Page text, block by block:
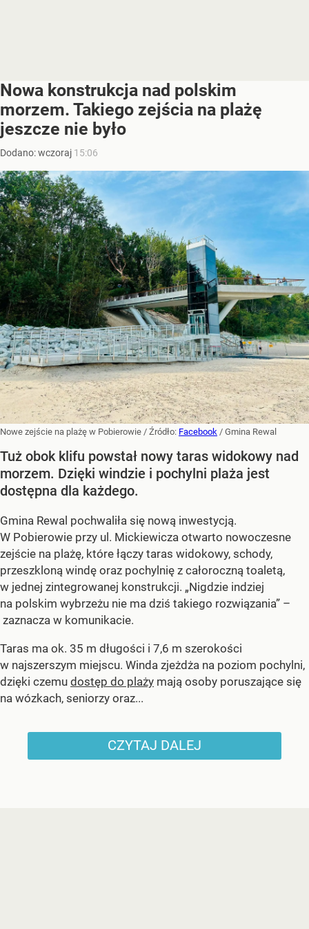
Nowa konstrukcja nad polskim
morzem. Takiego zejścia na plażę
jeszcze nie było
Dodano:wczoraj 15:06
Nowe zejście na plażę w Pobierowie / Źródło: Facebook / Gmina Rewal
Tuż obok klifu powstał nowy taras widokowy nad
morzem. Dzięki windzie i pochylni plaża jest
dostępna dla każdego.
Gmina Rewal pochwaliła się nową inwestycją.
W Pobierowie przy ul. Mickiewicza otwarto nowoczesne
zejście na plażę, które łączy taras widokowy, schody,
przeszkloną windę oraz pochylnię z całoroczną toaletą,
w jednej zintegrowanej konstrukcji. „Nigdzie indziej
na polskim wybrzeżu nie ma dziś takiego rozwiązania” –
zaznacza w komunikacie.
Taras ma ok. 35 m długości i 7,6 m szerokości
w najszerszym miejscu. Winda zjeżdża na poziom pochylni,
dzięki czemu dostęp do plaży mają osoby poruszające się
na wózkach, seniorzy oraz...
CZYTAJ DALEJ